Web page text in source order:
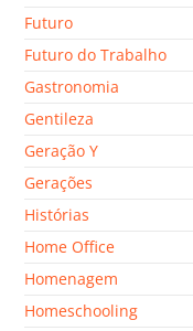
Futuro
Futuro do Trabalho
Gastronomia
Gentileza
Geração Y
Gerações
Histórias
Home Office
Homenagem
Homeschooling